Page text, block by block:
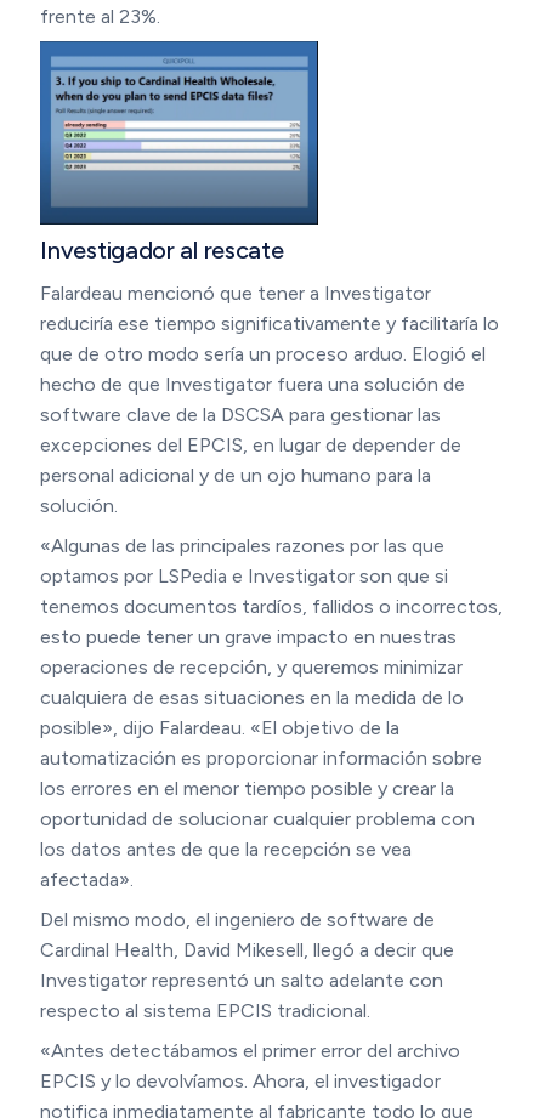
frente al 23%.
Investigador al rescate
Falardeau mencionó que tener a Investigator
reduciría ese tiempo significativamente y facilitaría lo
que de otro modo sería un proceso arduo. Elogió el
hecho de que Investigator fuera una solución de
software clave de la DSCSA para gestionar las
excepciones del EPCIS, en lugar de depender de
personal adicional y de un ojo humano para la
solución.
«Algunas de las principales razones por las que
optamos por LSPedia e Investigator son que si
tenemos documentos tardíos, fallidos o incorrectos,
esto puede tener un grave impacto en nuestras
operaciones de recepción, y queremos minimizar
cualquiera de esas situaciones en la medida de lo
posible», dijo Falardeau. «El objetivo de la
automatización es proporcionar información sobre
los errores en el menor tiempo posible y crear la
oportunidad de solucionar cualquier problema con
los datos antes de que la recepción se vea
afectada».
Del mismo modo, el ingeniero de software de
Cardinal Health, David Mikesell, llegó a decir que
Investigator representó un salto adelante con
respecto al sistema EPCIS tradicional.
«Antes detectábamos el primer error del archivo
EPCIS y lo devolvíamos. Ahora, el investigador
notifica inmediatamente al fabricante todo lo que